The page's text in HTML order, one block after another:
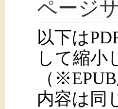
ページ
以下は
して縮小
（
内容は同